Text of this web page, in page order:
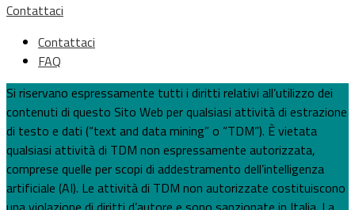
Contattaci
Contattaci
FAQ
Si riservano espressamente tutti i diritti relativi all’utilizzo dei
contenuti di questo Sito Web per qualsiasi attività di estrazione
di testo e dati (“text and data mining” o “TDM”). È vietata
qualsiasi attività di TDM non espressamente autorizzata,
comprese quelle per scopi di addestramento dell’intelligenza
artificiale (AI). Le attività di TDM non autorizzate costituiscono